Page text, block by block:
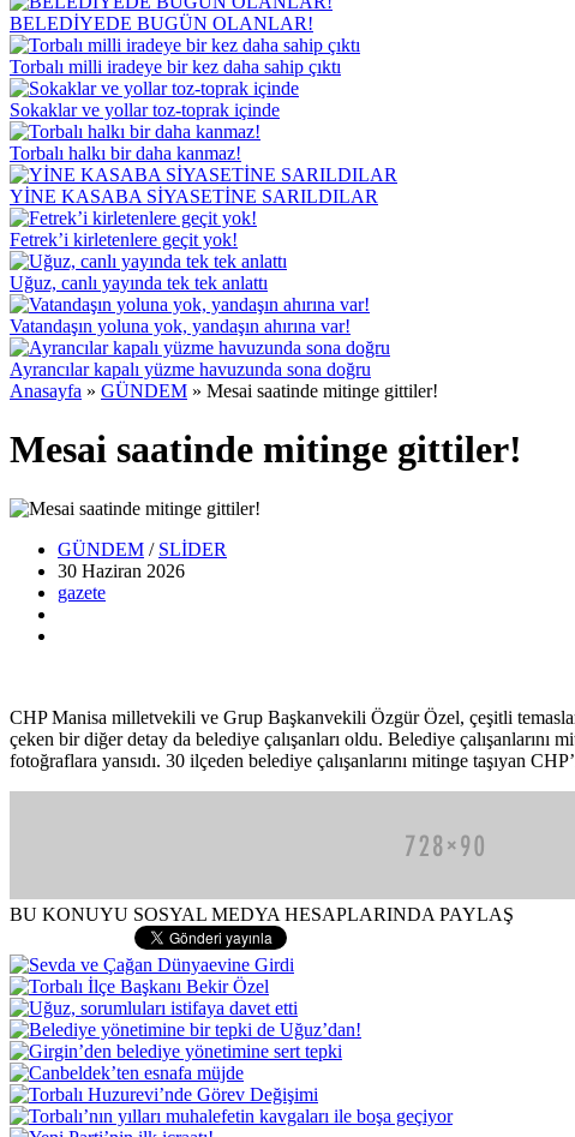
BELEDİYEDE BUGÜN OLANLAR!
Torbalı milli iradeye bir kez daha sahip çıktı
Sokaklar ve yollar toz-toprak içinde
Torbalı halkı bir daha kanmaz!
YİNE KASABA SİYASETİNE SARILDILAR
Fetrek’i kirletenlere geçit yok!
Uğuz, canlı yayında tek tek anlattı
Vatandaşın yoluna yok, yandaşın ahırına var!
Ayrancılar kapalı yüzme havuzunda sona doğru
Anasayfa » GÜNDEM » Mesai saatinde mitinge gittiler!
Mesai saatinde mitinge gittiler!
GÜNDEM / SLİDER
30 Haziran 2026
gazete
CHP Manisa milletvekili ve Grup Başkanvekili Özgür Özel, çeşitli
çeken bir diğer detay da belediye çalışanları oldu. Belediye çalışanlarını
fotoğraflara yansıdı. 30 ilçeden belediye çalışanlarını mitinge taşıyan
BU KONUYU SOSYAL MEDYA HESAPLARINDA PAYLAŞ